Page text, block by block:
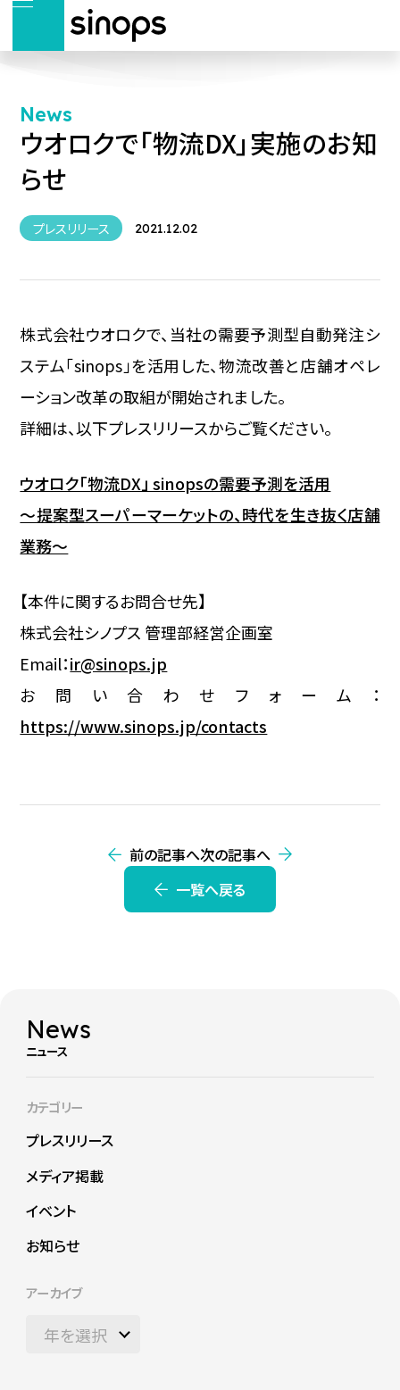
News
ウオロクで「物流DX」実施のお知
らせ
プレスリリース 2021.12.02
株式会社ウオロクで、当社の需要予測型自動発注シ
ステム「sinops」を活用した、物流改善と店舗オペレ
ーション改革の取組が開始されました。
詳細は、以下プレスリリースからご覧ください。
ウオロク「物流DX」 sinopsの需要予測を活用
～提案型スーパーマーケットの、時代を生き抜く店舗
業務～
【本件に関するお問合せ先】
株式会社シノプス 管理部経営企画室
Email：ir@sinops.jp
お問い合わせフォーム：
https://www.sinops.jp/contacts
前の記事へ次の記事へ
一覧へ戻る
News
ニュース
カテゴリー
プレスリリース
メディア掲載
イベント
お知らせ
アーカイブ